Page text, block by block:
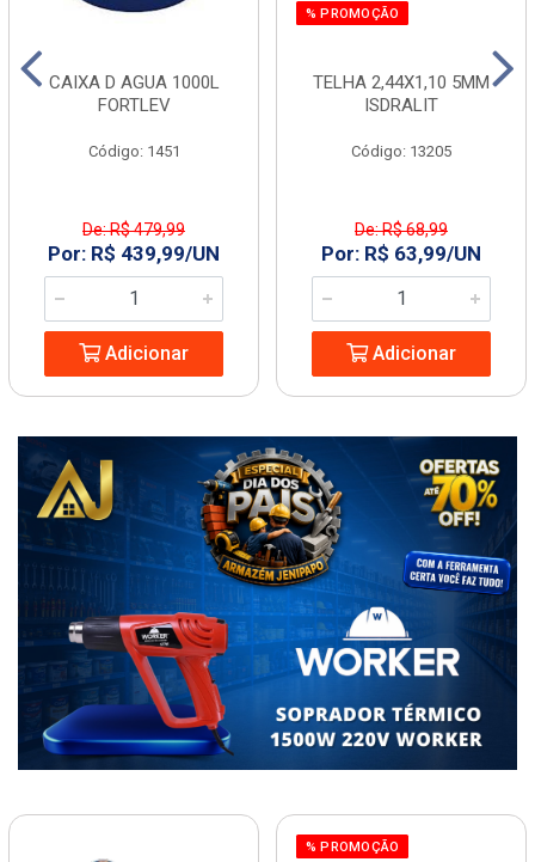
CAIXA D AGUA 1000L
FORTLEV
Código: 1451
De: R$ 479,99
Por: R$ 439,99/UN
Adicionar
% PROMOÇÃO
TELHA 2,44X1,10 5MM
ISDRALIT
Código: 13205
De: R$ 68,99
Por: R$ 63,99/UN
Adicionar
% PROMOÇÃO